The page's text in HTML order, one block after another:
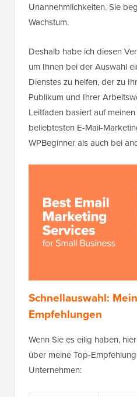
Unannehmlichkeiten. Sie
Wachstum.
Deshalb habe ich diesen
um Ihnen bei der Auswahl
Dienstes zu helfen, der zu
Publikum und Ihrer
Leitfaden basiert auf
beliebtesten E-Mail-
WPBeginner als auch bei
Schnellauswahl:
Empfehlungen
Wenn Sie es eilig haben,
über meine Top-
Unternehmen: